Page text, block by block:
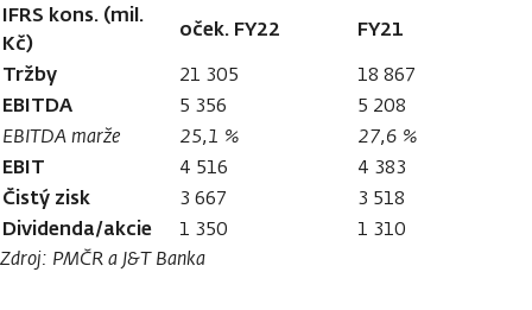
IFRS kons. (mil.
Kč)
oček. FY22
FY21
Tržby
21 305 18 867
EBITDA 5 356
5 208
EBITDA marže
25,1 % 27,6 %
EBIT 4 516 4 383
Čistý zisk 3 667 3 518
Dividenda/akcie 1 350
1 310
Zdroj: PMČR a J&T Banka